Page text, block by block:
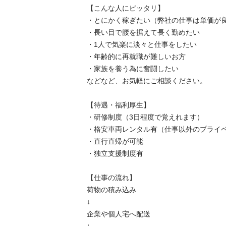
【こんな人にピッタリ】
・とにかく稼ぎたい（弊社の仕事は単価が
・長い目で腰を据えて長く勤めたい
・1人で気楽に淡々と仕事をしたい
・年齢的に再就職が難しいお方
・家族を養う為に奮闘したい
などなど、お気軽にご相談ください。
【待遇・福利厚生】
・研修制度（3日程度で覚えれます）
・格安車両レンタル有（仕事以外のプライ
・直行直帰が可能
・独立支援制度有
【仕事の流れ】
荷物の積み込み
↓
企業や個人宅へ配送